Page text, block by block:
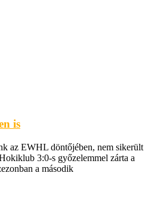
is
az EWHL döntőjében, nem sikerült
3:0-s győzelemmel zárta a
a második